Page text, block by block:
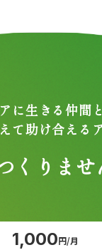
に生きる仲間
て助け合える
くりませ
1,000円/月